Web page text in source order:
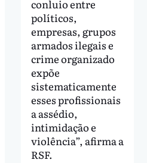
conluio entre
políticos,
empresas, grupos
armados ilegais e
crime organizado
expõe
sistematicamente
esses profissionais
a assédio,
intimidação e
violência”, afirma a
RSF.